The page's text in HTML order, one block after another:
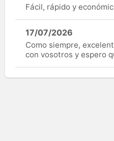
Fácil, rápido y
17/07/2026
Como siempre,
con vosotros y espero